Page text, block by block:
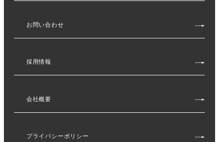
お問い合わせ
採用情報
会社概要
プライバシーポリシー